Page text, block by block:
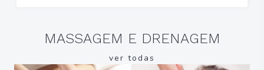
MASSAGEM E DRENAGEM
ver todas